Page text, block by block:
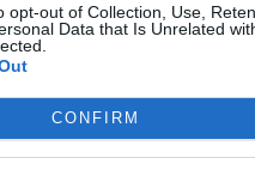
opt-out of Collection, Use,
Data that Is Unrelated
CONFIRM
lyderių diskusiją
lrytas.tv